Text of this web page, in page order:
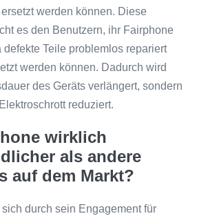
werden können. Diese
es den Benutzern, ihr Fairphone
defekte Teile problemlos repariert
werden können. Dadurch wird
des Geräts verlängert, sondern
reduziert.
wirklich
als andere
auf dem Markt?
durch sein Engagement für